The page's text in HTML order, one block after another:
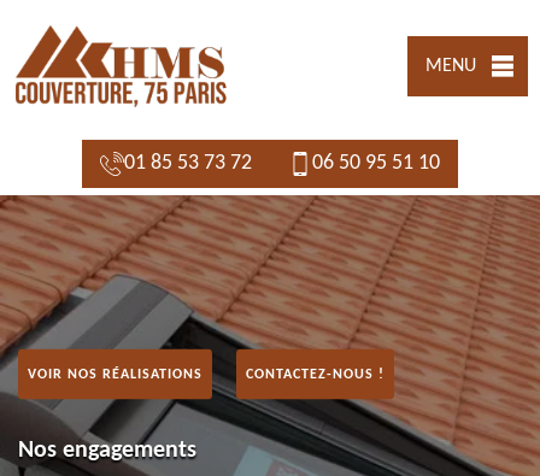
MENU
01 85 53 73 72 06 50 95 51 10
VOIR NOS RÉALISATIONS CONTACTEZ-NOUS !
Nos engagements